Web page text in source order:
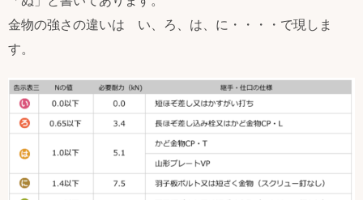
金物の強さの違いは い、ろ、は、に・・・・で現しま
す。